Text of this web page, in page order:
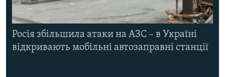
Росія збільшила атаки на АЗС – в Україні
відкривають мобільні автозаправні станції